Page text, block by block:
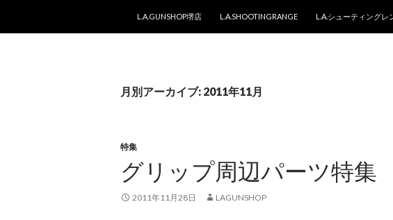
L.A.GUNSHOP堺店
L.A.SHOOTINGRANGE L.A.シューティングレ
月別アーカイブ: 2011年11月
特集
グリップ周辺パーツ特集
2011年11月28日 LAGUNSHOP